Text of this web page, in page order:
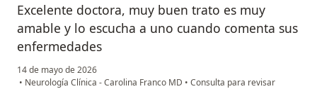
Excelente doctora, muy buen trato es muy
amable y lo escucha a uno cuando comenta sus
enfermedades
14 de mayo de 2026
• Neurología Clínica - Carolina Franco MD • Consulta para revisar